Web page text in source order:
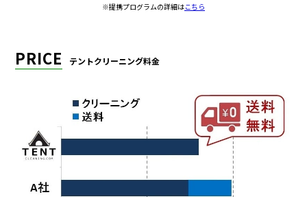
※提携プログラムの詳細はこちら
PRICE テントクリーニング料金